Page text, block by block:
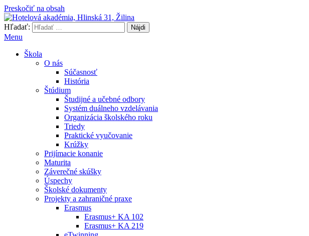
Preskočiť na obsah
Hotelová akadémia, Hlinská 31, Žilina
Hľadať:
Menu
Škola
O nás
Súčasnosť
História
Štúdium
Študijné a učebné odbory
Systém duálneho vzdelávania
Organizácia školského roku
Triedy
Praktické vyučovanie
Krúžky
Prijímacie konanie
Maturita
Záverečné skúšky
Úspechy
Školské dokumenty
Projekty a zahraničné praxe
Erasmus
Erasmus+ KA 102
Erasmus+ KA 219